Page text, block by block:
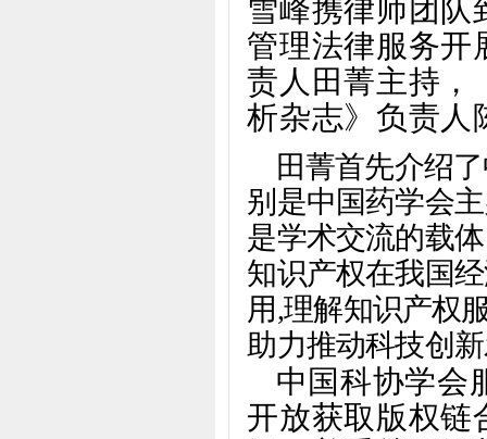
雪峰携律师团队
管理法律服务开
责人田菁主持，
析杂志》负责人
田菁首先介绍
别是中国药学会
是学术交流的载
知识产权在我国
用,理解知识产权
助力推动科技创
中国科协学会
开放获取版权链